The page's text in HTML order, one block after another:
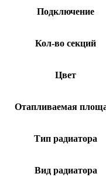
Подключение
Кол-во секций
Цвет
Отапливаемая
Тип радиатора
Вид радиатора